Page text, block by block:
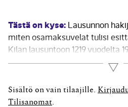
Tästä on kyse: Lausunnon
miten osamaksu­velat tulisi
Kilan lausuntoon 1219 vuodelta
käytössä osamaksuvelkojen
lyhyt- ja pitkäaikaisissa. Hakija
osamaksu­velan korollisuudella
osamaksuvelan usein myöntää
Lue
Sisältö on vain tilaajille.
Tilisanomat